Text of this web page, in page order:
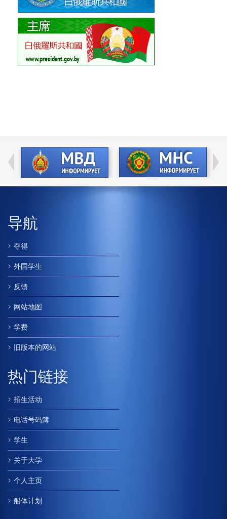
导航
夺得
外国学生
反馈
网站地图
学费
旧版本的网站
热门链接
招生活动
电话号码簿
学生
关于大学
个人主页
船体计划